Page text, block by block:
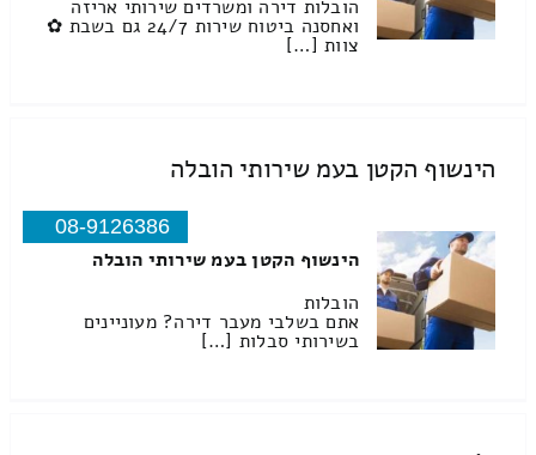
הובלות דירה ומשרדים שירותי אריזה
ואחסנה ביטוח שירות 24/7 גם בשבת ✿
צוות […]
הינשוף הקטן בעמ שירותי הובלה
08-9126386
הינשוף הקטן בעמ שירותי הובלה
הובלות
אתם בשלבי מעבר דירה? מעוניינים
בשירותי סבלות […]